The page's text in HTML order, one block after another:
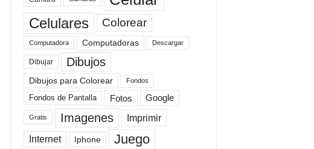
Celulares Colorear
Computadora Computadoras Descargar
Dibujar Dibujos
Dibujos para Colorear Fondos
Fondos de Pantalla Fotos Google
Gratis Imagenes Imprimir
Internet Iphone Juego